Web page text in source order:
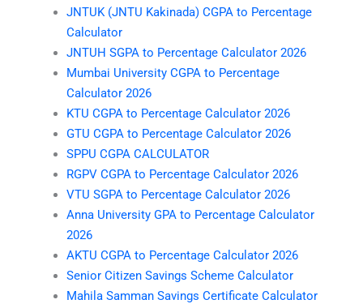
JNTUK (JNTU Kakinada) CGPA to Percentage
Calculator
JNTUH SGPA to Percentage Calculator 2026
Mumbai University CGPA to Percentage
Calculator 2026
KTU CGPA to Percentage Calculator 2026
GTU CGPA to Percentage Calculator 2026
SPPU CGPA CALCULATOR
RGPV CGPA to Percentage Calculator 2026
VTU SGPA to Percentage Calculator 2026
Anna University GPA to Percentage Calculator
2026
AKTU CGPA to Percentage Calculator 2026
Senior Citizen Savings Scheme Calculator
Mahila Samman Savings Certificate Calculator